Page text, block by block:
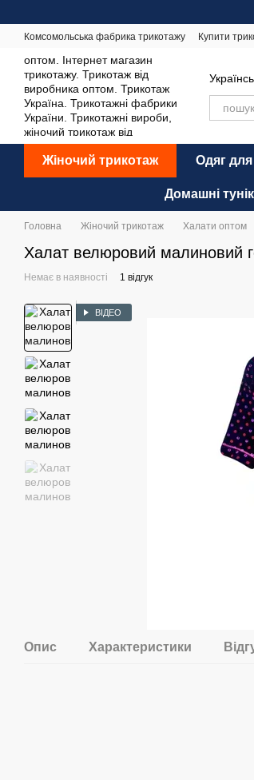
Комсомольська фабрика трикотажу Купити
Жіночий трикотаж Одяг для
Домашні
Головна Жіночий трикотаж Халати оптом
Халат велюровий малиновий
Немає в наявності 1 відгук
ВІДЕО
Опис Характеристики